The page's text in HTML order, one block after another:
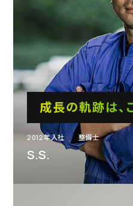
会社を知る
仕事を知る
人を知る
#PERSON01
#PERSON02
#PERSON03
成長の軌跡は、
2012年入社 整備士
S.S.